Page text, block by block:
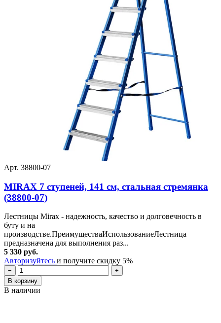
Арт. 38800-07
MIRAX 7 ступеней, 141 см, стальная стремянка
(38800-07)
Лестницы Mirax - надежность, качество и долговечность в
буту и на
производстве.ПреимуществаИспользованиеЛестница
предназначена для выполнения раз...
5 330 руб.
Авторизуйтесь и получите скидку 5%
−
+
В корзину
В наличии